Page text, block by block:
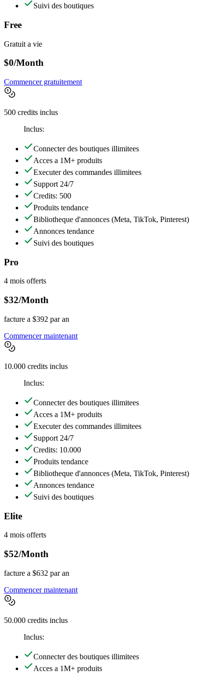
Suivi des boutiques
Free
Gratuit a vie
$0/Month
Commencer gratuitement
500 credits inclus
Inclus:
Connecter des boutiques illimitees
Acces a 1M+ produits
Executer des commandes illimitees
Support 24/7
Credits: 500
Produits tendance
Bibliotheque d'annonces (Meta, TikTok, Pinterest)
Annonces tendance
Suivi des boutiques
Pro
4 mois offerts
$32/Month
facture a $392 par an
Commencer maintenant
10.000 credits inclus
Inclus:
Connecter des boutiques illimitees
Acces a 1M+ produits
Executer des commandes illimitees
Support 24/7
Credits: 10.000
Produits tendance
Bibliotheque d'annonces (Meta, TikTok, Pinterest)
Annonces tendance
Suivi des boutiques
Elite
4 mois offerts
$52/Month
facture a $632 par an
Commencer maintenant
50.000 credits inclus
Inclus:
Connecter des boutiques illimitees
Acces a 1M+ produits